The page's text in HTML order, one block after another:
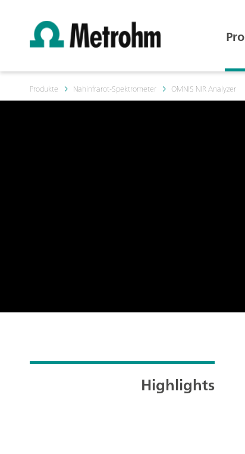
Produkte Nahinfrarot-Spektrometer OMNIS NIR Analyzer
Highlights